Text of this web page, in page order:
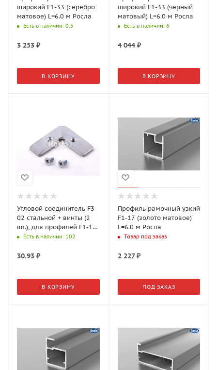
широкий F1-33 (серебро
матовое) L=6.0 м Росла
Есть в наличии: 0.5
3 253 ₽
В КОРЗИНУ
широкий F1-33 (черный
матовый) L=6.0 м Росла
Есть в наличии: 6
4 044₽
В КОРЗИНУ
Угловой соединитель F3-
02 стальной + винты (2
шт.), для профилей F1-17,
F1-31 Росла
Есть в наличии: 102
30.93 ₽
В КОРЗИНУ
Профиль рамочный узкий
F1-17 (золото матовое)
L=6.0 м Росла
Товар под заказ
2 227₽
ПОД ЗАКАЗ